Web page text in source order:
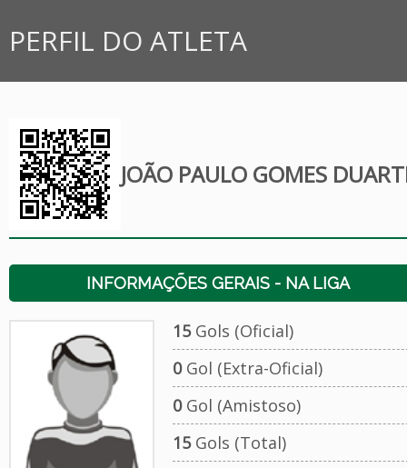
PERFIL DO ATLETA
JOÃO PAULO GOMES
INFORMAÇÕES GERAIS - NA LIGA
15Gols (Oficial)
0Gol (Extra-Oficial)
0Gol (Amistoso)
15Gols (Total)